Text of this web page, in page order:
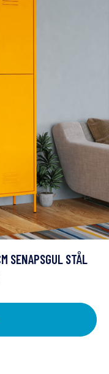
SENAPSGUL STÅL